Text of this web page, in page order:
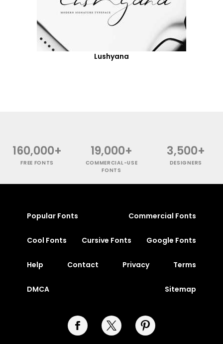
Lushyana
160,000+
FREE FONTS
19,000+
COMMERCIAL-USE
FONTS
3,500+
DESIGNERS
Popular Fonts Commercial Fonts
Cool Fonts Cursive Fonts Google Fonts
Help Contact Privacy Terms
DMCA Sitemap